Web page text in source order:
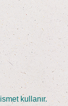
kullanır.